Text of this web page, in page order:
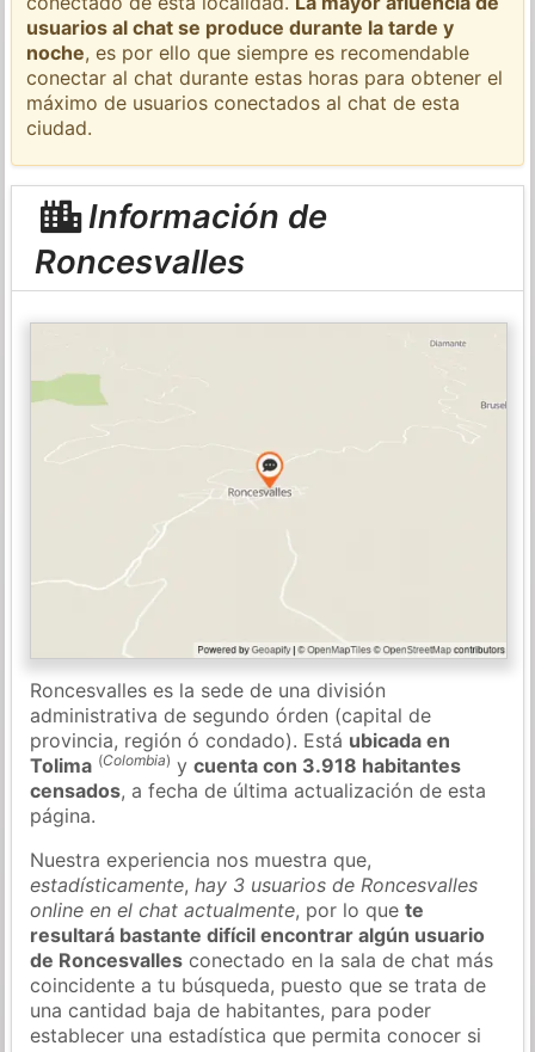
usuarios al chat se produce durante la tarde y
noche, es por ello que siempre es recomendable
conectar al chat durante estas horas para obtener el
máximo de usuarios conectados al chat de esta
ciudad.
Información de
Roncesvalles
Roncesvalles es la sede de una división
administrativa de segundo órden (capital de
provincia, región ó condado). Está ubicada en
Tolima (Colombia) ycuenta con 3.918 habitantes
censados, a fecha de última actualización de esta
página.
Nuestra experiencia nos muestra que,
estadísticamente,hay 3 usuarios de Roncesvalles
online en el chat actualmente, por lo quete
resultará bastante difícil encontrar algún usuario
de Roncesvalles conectado en la sala de chat más
coincidente a tu búsqueda, puesto que se trata de
una cantidad baja de habitantes, para poder
establecer una estadística que permita conocer si